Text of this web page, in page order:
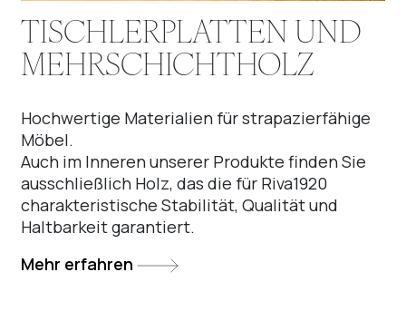
TISCHLERPLATTEN UND
MEHRSCHICHTHOLZ
Hochwertige Materialien für strapazierfähige
Möbel.
Auch im Inneren unserer Produkte finden Sie
ausschließlich Holz, das die für Riva1920
charakteristische Stabilität, Qualität und
Haltbarkeit garantiert.
Mehr erfahren